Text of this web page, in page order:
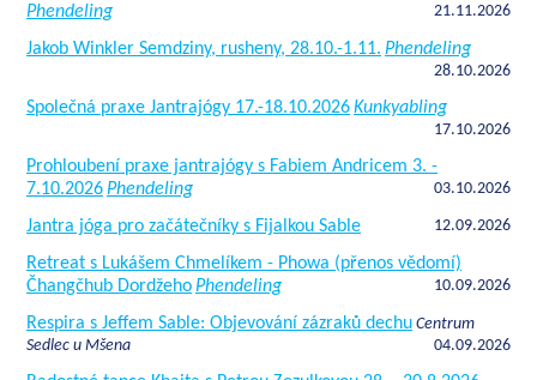
Phendeling
21.11.2026
Jakob Winkler Semdziny, rusheny, 28.10.-1.11. Phendeling
28.10.2026
Společná praxe Jantrajógy 17.-18.10.2026Kunkyabling
17.10.2026
Prohloubení praxe jantrajógy s Fabiem Andricem 3. -
7.10.2026Phendeling 03.10.2026
Jantra jóga pro začátečníky s Fijalkou Sable 12.09.2026
Retreat s Lukášem Chmelíkem - Phowa (přenos vědomí)
Čhangčhub DordžehoPhendeling 10.09.2026
Respira s Jeffem Sable: Objevování zázraků dechu Centrum
Sedlec u Mšena
04.09.2026